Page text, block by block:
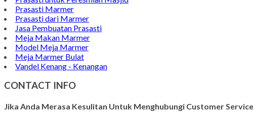
Prasasti Marmer
Prasasti dari Marmer
Jasa Pembuatan Prasasti
Meja Makan Marmer
Model Meja Marmer
Meja Marmer Bulat
Vandel Kenang - Kenangan
CONTACT INFO
Jika Anda Merasa Kesulitan Untuk Menghubungi Customer